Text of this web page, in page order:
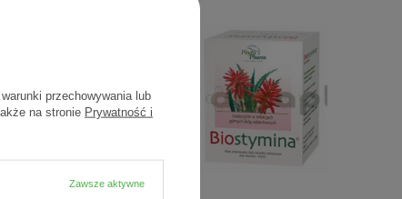
przechowywania lub
na stronie Prywatność i
Zawsze aktywne